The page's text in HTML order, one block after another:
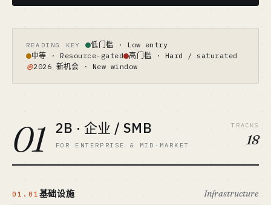
READING KEY
低门槛 · Low entry
中等 · Resource-gated 高门槛 · Hard / saturated
⊛2026 新机会 · New window
01 2B · 企业 / SMB
FOR ENTERPRISE & MID-MARKET
TRACKS
18
01.01 基础设施 Infrastructure